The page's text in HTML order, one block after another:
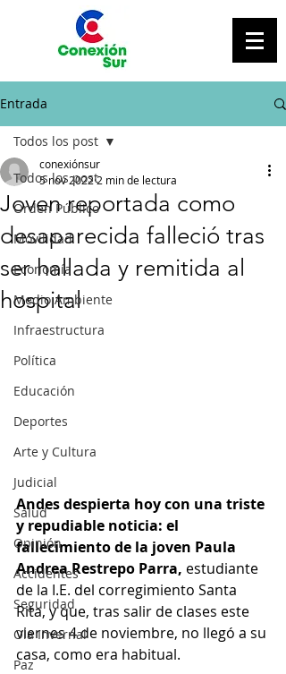
Entrada
Todos los post
Orden Público
Movilidad
Economía
Medio Ambiente
Infraestructura
Política
Educación
Deportes
Arte y Cultura
Judicial
Salud
Opinión
Accidentes
Seguridad
Ola Invernal
Paz
Todos los post
Joven reportada como
desaparecida falleció tras
ser hallada y remitida al
hospital
conexiónsur
5 nov 2022 2 min de lectura
Andes despierta hoy con una triste
y repudiable noticia: el
fallecimiento de la joven Paula
Andrea Restrepo Parra, estudiante
de la I.E. del corregimiento Santa
Rita, y que, tras salir de clases este
viernes 4 de noviembre, no llegó a su
casa, como era habitual.